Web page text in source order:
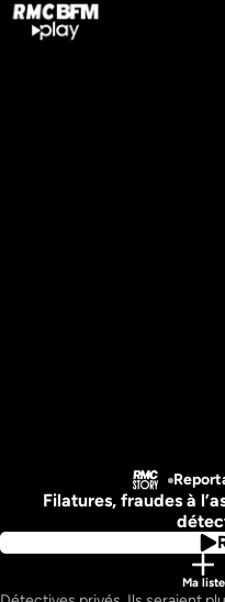
Filatures, fraudes à
Ma liste